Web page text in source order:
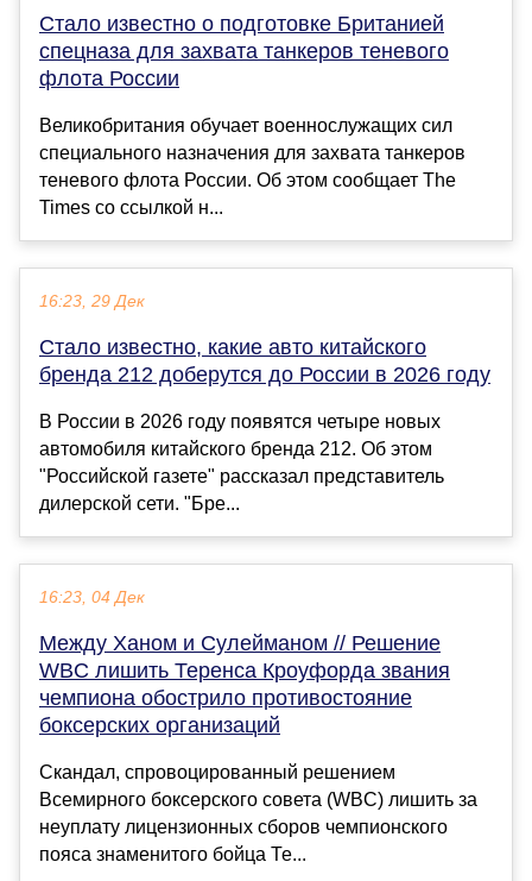
Стало известно о подготовке Британией
спецназа для захвата танкеров теневого
флота России
Великобритания обучает военнослужащих сил
специального назначения для захвата танкеров
теневого флота России. Об этом сообщает The
Times со ссылкой н...
16:23, 29 Дек
Стало известно, какие авто китайского
бренда 212 доберутся до России в 2026 году
В России в 2026 году появятся четыре новых
автомобиля китайского бренда 212. Об этом
"Российской газете" рассказал представитель
дилерской сети. "Бре...
16:23, 04 Дек
Между Ханом и Сулейманом // Решение
WBC лишить Теренса Кроуфорда звания
чемпиона обострило противостояние
боксерских организаций
Скандал, спровоцированный решением
Всемирного боксерского совета (WBC) лишить за
неуплату лицензионных сборов чемпионского
пояса знаменитого бойца Те...